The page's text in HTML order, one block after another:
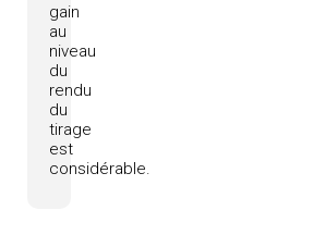
gain
au
niveau
du
rendu
du
tirage
est
considérable.